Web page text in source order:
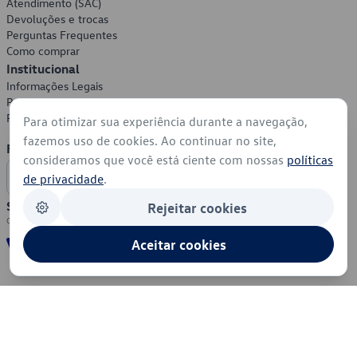
Devoluções e trocas
Perguntas Frequentes
Como comprar
Institucional
Informações Legais
Política de Privacidade
Política de Cookies
Formas de Pagamento
Segurança
Para otimizar sua experiência durante a navegação,
fazemos uso de cookies. Ao continuar no site,
consideramos que você está ciente com nossas políticas
de privacidade.
Rejeitar cookies
Aceitar cookies